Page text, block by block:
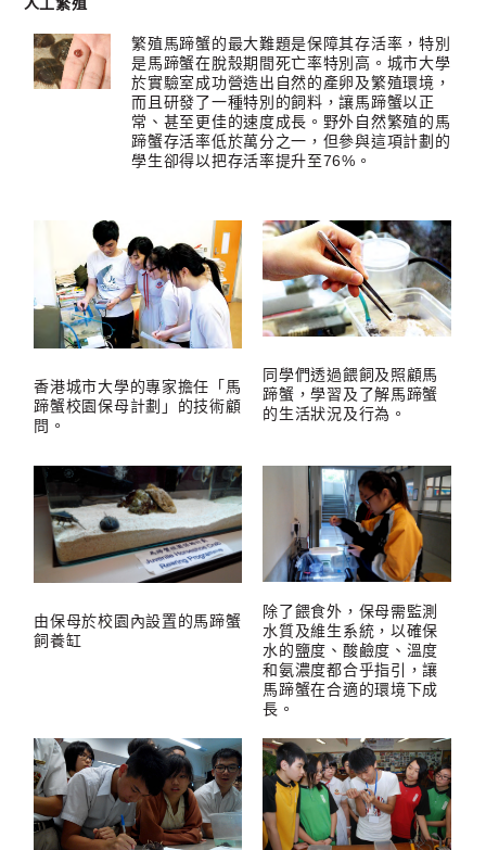
繁殖馬蹄蟹的最大難題是保障其存活率，特別
是馬蹄蟹在脫殼期間死亡率特別高。城市大學
於實驗室成功營造出自然的產卵及繁殖環境，
而且研發了一種特別的飼料，讓馬蹄蟹以正
常、甚至更佳的速度成長。野外自然繁殖的馬
蹄蟹存活率低於萬分之一，但參與這項計劃的
學生卻得以把存活率提升至76%。
香港城市大學的專家擔任「馬
蹄蟹校園保母計劃」的技術顧
問。
同學們透過餵飼及照顧馬
蹄蟹，學習及了解馬蹄蟹
的生活狀況及行為。
由保母於校園內設置的馬蹄蟹
飼養缸
除了餵食外，保母需監測
水質及維生系統，以確保
水的鹽度、酸鹼度、溫度
和氨濃度都合乎指引，讓
馬蹄蟹在合適的環境下成
長。